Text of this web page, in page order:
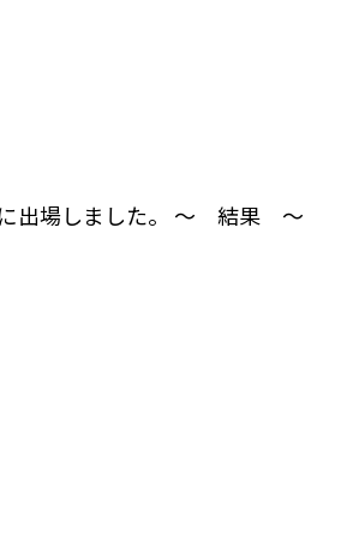
に出場しました。 ～ 結果 ～